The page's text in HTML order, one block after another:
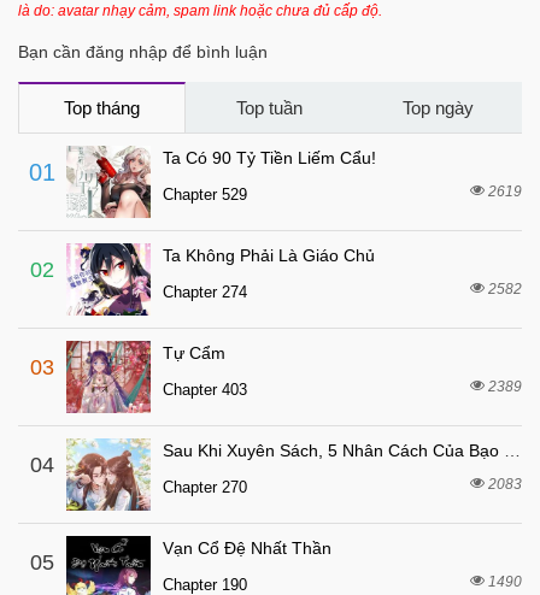
7 tháng trước
Chapter 4 7 tháng trước
Chapter 3
Chapter 2
Chapter 1
là do: avatar nhạy cảm, spam link hoặc chưa đủ cấp độ.
Bạn cần đăng nhập để bình luận
Top tháng Top tuần Top ngày
01
Ta Có 90 Tỷ Tiền Liếm Cẩu!
Chapter 529 2619
02
Ta Không Phải Là Giáo Chủ
Chapter 274 2582
03
Tự Cẩm
Chapter 403 2389
04
Chapter 270 2083
05
Vạn Cổ Đệ Nhất Thần
Chapter 190 1490